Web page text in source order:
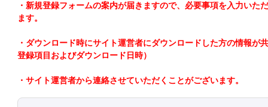
・新規登録フォームの案内が届きますので、必要事項を入力いた
ます。
・ダウンロード時にサイト運営者にダウンロードした方の情報が
登録項目およびダウンロード日時）
・サイト運営者から連絡させていただくことがございます。